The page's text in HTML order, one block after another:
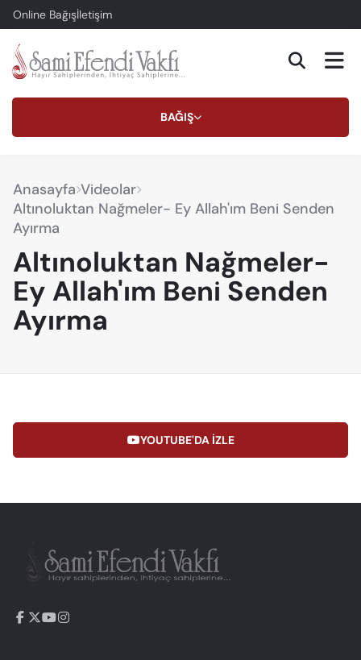
Online Bağışİletişim
BAĞIŞ
Anasayfa Videolar
Altınoluktan Nağmeler- Ey Allah'ım Beni Senden
Ayırma
Altınoluktan Nağmeler-
Ey Allah'ım Beni Senden
Ayırma
YOUTUBE'DA İZLE